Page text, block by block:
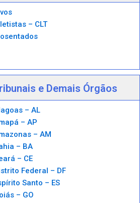
– CLT
e Demais Órgãos
– AL
– AP
– AM
– BA
– CE
Federal – DF
Santo – ES
– GO